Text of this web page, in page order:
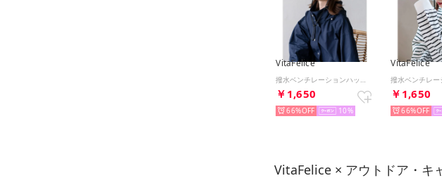
VitaFelice
￥1,650
66% 10
VitaFelice
￥1,650
66%
VitaFelice × アウトドア・キ